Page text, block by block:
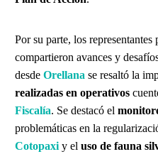
Por su parte, los
compartieron avances y
desde Orellana se resaltó la
realizadas en operativos
Fiscalía. Se destacó el
problemáticas en la
Cotopaxi y el uso de fauna